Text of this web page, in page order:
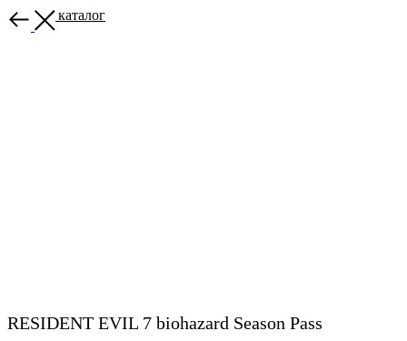
Назад в каталог
RESIDENT EVIL 7 biohazard Season Pass